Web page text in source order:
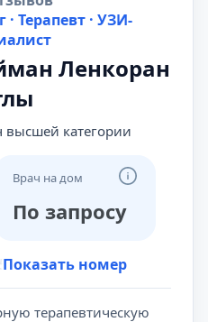
· Терапевт · УЗИ-
Ленкоран
высшей категории
Врач на дом
По запросу
431-69-47
Показать номер
терапевтическую